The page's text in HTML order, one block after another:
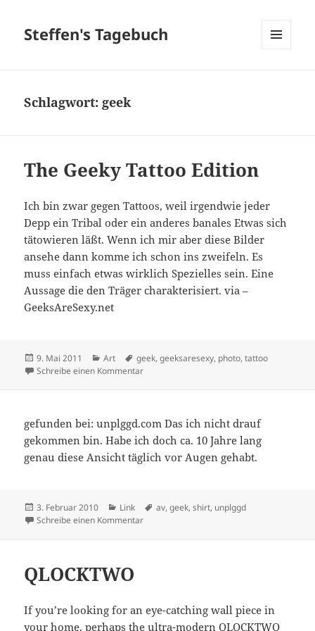
Steffen's Tagebuch
Schlagwort: geek
The Geeky Tattoo Edition
Ich bin zwar gegen Tattoos, weil irgendwie jeder
Depp ein Tribal oder ein anderes banales Etwas sich
tätowieren läßt. Wenn ich mir aber diese Bilder
ansehe dann komme ich schon ins zweifeln. Es
muss einfach etwas wirklich Spezielles sein. Eine
Aussage die den Träger charakterisiert. via –
GeeksAreSexy.net
Veröffentlicht
am
9. Mai 2011 Kategorien
Art Schlagwörter
geek,geeksaresexy, photo,tattoo
Schreibe einen Kommentarzu The Geeky Tattoo Edition
gefunden bei: unplggd.com Das ich nicht drauf
gekommen bin. Habe ich doch ca. 10 Jahre lang
genau diese Ansicht täglich vor Augen gehabt.
Veröffentlicht
am
3. Februar 2010 Kategorien
Link Schlagwörter
av,geek,shirt, unplggd
Schreibe einen Kommentarzu
QLOCKTWO
If you’re looking for an eye-catching wall piece in
your home, perhaps the ultra-modern QLOCKTWO